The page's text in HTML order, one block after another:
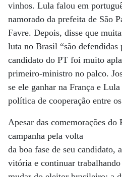
vinhos. Lula falou em
namorado da prefeita de São
Favre. Depois, disse que
luta no Brasil “são defendidas
candidato do PT foi muito
primeiro-ministro no palco.
se ele ganhar na França e
política de cooperação entre
Apesar das comemorações do
campanha pela volta
da boa fase de seu candidato,
vitória e continuar